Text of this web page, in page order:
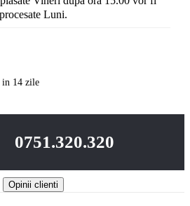
procesate Luni.
in 14 zile
0751.320.320
Opinii clienti